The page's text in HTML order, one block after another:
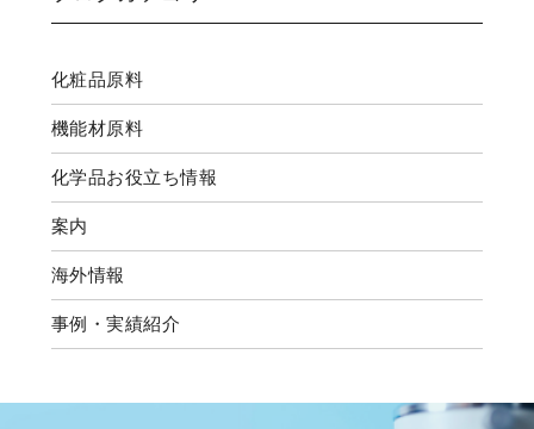
化粧品原料
機能材原料
化学品お役立ち情報
案内
海外情報
事例・実績紹介